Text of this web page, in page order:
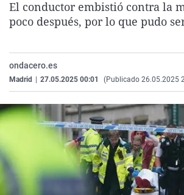
El conductor embistió contra la
poco después, por lo que pudo
ondacero.es
Madrid 27.05.2025 00:01 (Publicado 26.05.2025